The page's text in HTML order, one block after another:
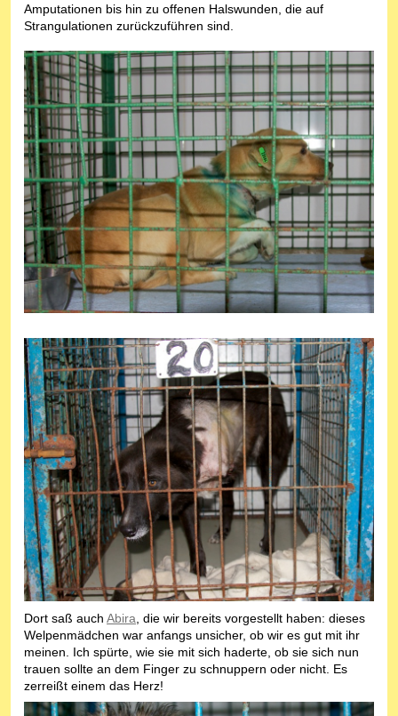
Amputationen bis hin zu offenen Halswunden, die auf
Strangulationen zurückzuführen sind.
Dort saß auch Abira , die wir bereits vorgestellt haben: dieses
Welpenmädchen war anfangs unsicher, ob wir es gut mit ihr
meinen. Ich spürte, wie sie mit sich haderte, ob sie sich nun
trauen sollte an dem Finger zu schnuppern oder nicht. Es
zerreißt einem das Herz!